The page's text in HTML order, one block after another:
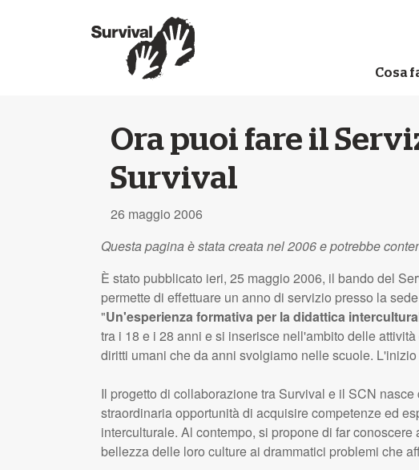
Cosa
Ora puoi fare il
Survival
26 maggio 2006
Questa pagina è stata creata nel 2006 e potrebbe
È stato pubblicato ieri, 25 maggio 2006, il bando del
permette di effettuare un anno di servizio presso la
"Un'esperienza formativa per la didattica
tra i 18 e i 28 anni e si inserisce nell'ambito delle
diritti umani che da anni svolgiamo nelle scuole.
Il progetto di collaborazione tra Survival e il SCN nasce
straordinaria opportunità di acquisire competenze ed
interculturale. Al contempo, si propone di far
bellezza delle loro culture ai drammatici problemi che